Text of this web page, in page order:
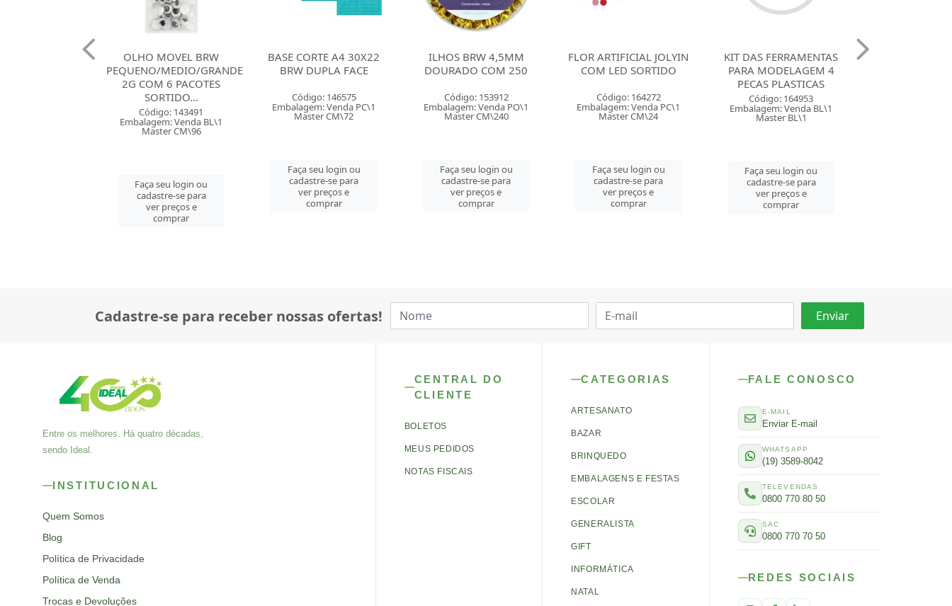
BASE CORTE A4 30X22
BRW DUPLA FACE
Código: 146575
Embalagem: Venda PC\1
Master CM\72
cadastre-se para
ver preços e
comprar
ILHOS BRW 4,5MM
DOURADO COM 250
Código: 153912
Embalagem: Venda PO\1
Master CM\240
Faça seu login ou
cadastre-se para
ver preços e
comprar
FLOR ARTIFICIAL JOLYIN
COM LED SORTIDO
Código: 164272
Embalagem: Venda PC\1
Master CM\24
Faça seu login ou
cadastre-se para
ver preços e
comprar
KIT DAS FERRAMENTAS
PARA MODELAGEM 4
Código: 164953
Embalagem: Venda BL\1
Master BL\1
Faça seu login ou
cadastre-se para
ver preços e
comprar
KIT DAS FERRAMENTAS
PARA MODELAGEM 2
PECAS MADEIRA
Código: 164954
Embalagem: Venda BL\1
Master BL\1
Faça seu login ou
cadastre-se para
ver preços e
comprar
Cadastre-se para receber nossas ofertas!
Entre os melhores. Há quatro décadas,
sendo Ideal.
INSTITUCIONAL
Quem Somos
Blog
Política de Privacidade
Política de Venda
Trocas e Devoluções
CENTRAL DO
CLIENTE
BOLETOS
MEUS PEDIDOS
NOTAS FISCAIS
CATEGORIAS
ARTESANATO
BAZAR
BRINQUEDO
EMBALAGENS E FESTAS
ESCOLAR
GENERALISTA
GIFT
INFORMÁTICA
NATAL
FALE CONOSCO
E-MAIL
Enviar E-mail
WHATSAPP
(19) 3589-8042
TELEVENDAS
0800 770 80 50
SAC
0800 770 70 50
REDES SOCIAIS